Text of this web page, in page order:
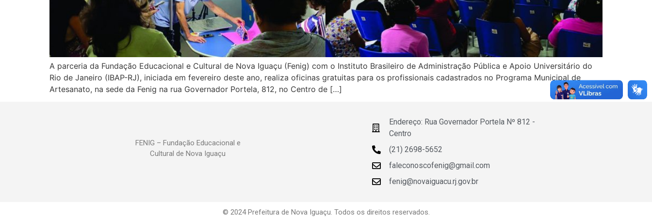
A parceria da Fundação Educacional e Cultural de Nova Iguaçu (Fenig) com o Instituto Brasileiro de Administração Pública e Apoio Universitário do
Rio de Janeiro (IBAP-RJ), iniciada em fevereiro deste ano, realiza oficinas gratuitas para os profissionais cadastrados no Programa Municipal de
Artesanato, na sede da Fenig na rua Governador Portela, 812, no Centro de […]
FENIG – Fundação Educacional e
Cultural de Nova Iguaçu
Endereço: Rua Governador Portela Nº 812 -
Centro
(21) 2698-5652
faleconoscofenig@gmail.com
fenig@novaiguacu.rj.gov.br
© 2024 Prefeitura de Nova Iguaçu. Todos os direitos reservados.